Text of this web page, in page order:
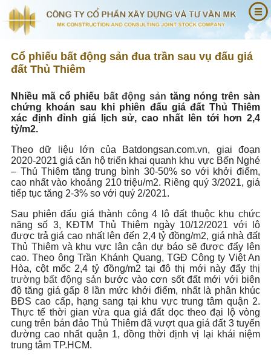
Cổ phiếu bất động sản đua trần sau vụ đấu giá
đất Thủ Thiêm
Nhiều mã cổ phiếu bất động sản tăng nóng trên sàn
chứng khoán sau khi phiên đấu giá đất Thủ Thiêm
xác định đỉnh giá lịch sử, cao nhất lên tới hơn 2,4
tỷ/m2.
Theo dữ liệu lớn của Batdongsan.com.vn, giai đoạn
2020-2021 giá căn hộ triển khai quanh khu vực Bến Nghé
– Thủ Thiêm tăng trung bình 30-50% so với khởi điểm,
cao nhất vào khoảng 210 triệu/m2. Riêng quý 3/2021, giá
tiếp tục tăng 2-3% so với quý 2/2021.
Sau phiên đấu giá thành công 4 lô đất thuộc khu chức
năng số 3, KĐTM Thủ Thiêm ngày 10/12/2021 với lô
được trả giá cao nhất lên đến 2,4 tỷ đồng/m2, giá nhà đất
Thủ Thiêm và khu vực lân cận dự báo sẽ được đẩy lên
cao. Theo ông Trần Khánh Quang, TGĐ Công ty Việt An
Hòa, cột mốc 2,4 tỷ đồng/m2 tại đô thị mới này đẩythị
trường bất động sản bước vào cơn sốt đất mới với biên
độ tăng giá gấp 8 lần mức khởi điểm, nhất là phân khúc
BĐS cao cấp, hạng sang tại khu vực trung tâm quận 2.
Thực tế thời gian vừa qua giá đất dọc theo đại lộ vòng
cung trên bán đảo Thủ Thiêm đã vượt qua giá đất 3 tuyến
đường cao nhất quận 1, đồng thời định vị lại khái niệm
trung tâm TP.HCM.